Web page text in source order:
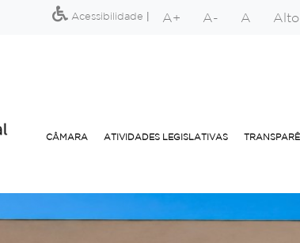
Acessibilidade A+ A- A
CÂMARA ATIVIDADES LEGISLATIVAS